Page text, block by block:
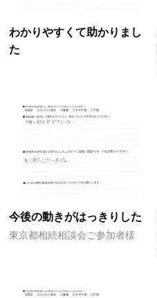
わかりやすくて助かりまし
た
今後の動きがはっきりした
東京都相続相談会ご参加者様